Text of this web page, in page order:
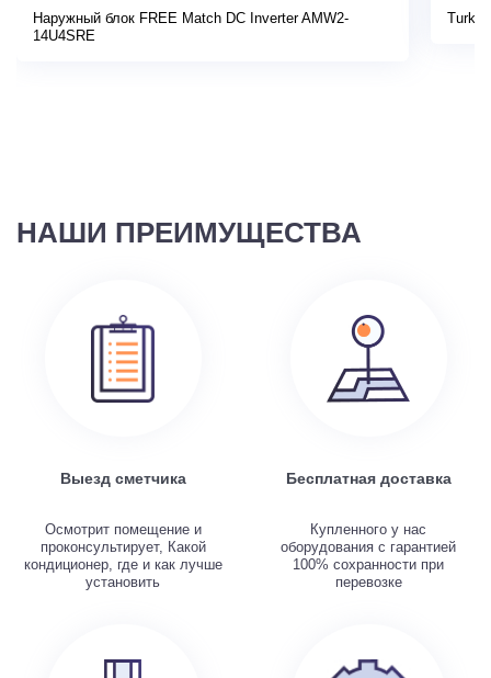
Наружный блок FREE Match DC Inverter AMW2-
14U4SRE
НАШИ ПРЕИМУЩЕСТВА
Выезд сметчика
Осмотрит помещение и
проконсультирует, Какой
кондиционер, где и как лучше
установить
Бесплатная доставка
Купленного у нас
оборудования с гарантией
100% сохранности при
перевозке